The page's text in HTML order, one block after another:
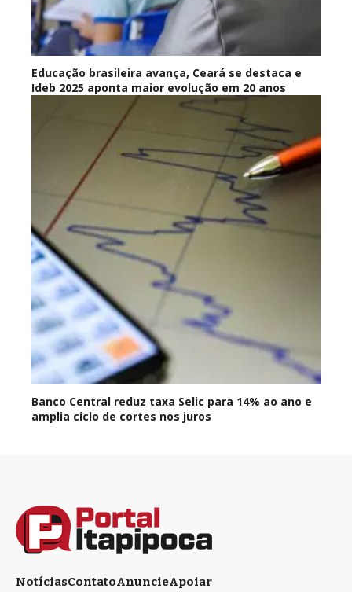
Educação brasileira avança, Ceará se destaca e
Ideb 2025 aponta maior evolução em 20 anos
Banco Central reduz taxa Selic para 14% ao ano e
amplia ciclo de cortes nos juros
NotíciasContatoAnuncieApoiar